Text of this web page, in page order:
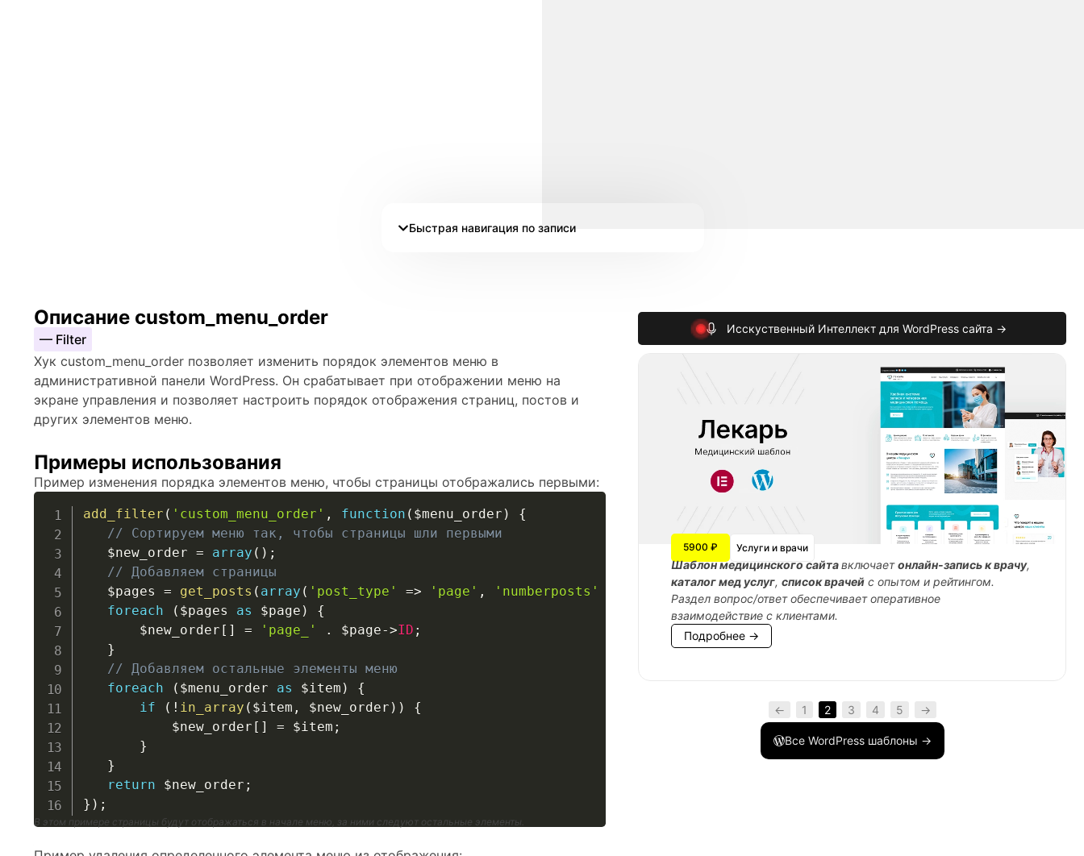
Быстрая навигация по записи
Описание custom_menu_order
— Filter
Хук custom_menu_order позволяет изменить порядок элементов меню в
административной панели WordPress. Он срабатывает при отображении меню на
экране управления и позволяет настроить порядок отображения страниц, постов и
других элементов меню.
Примеры использования
Пример изменения порядка элементов меню, чтобы страницы отображались первыми:
add_filter ( 'custom_menu_order' , function ( $menu_order )
{
// Сортируем меню так, чтобы страницы шли первыми
$new_order = array ( ) ;
// Добавляем страницы
$pages
= get_posts ( array ( 'post_type' => 'page' , 'numberposts'
;
foreach
( $pages as $page )
{
$new_order [ ] = 'page_' . $page->ID ;
}
// Добавляем остальные элементы меню
foreach
( $menu_order as $item )
{
if
( ! in_array ( $item , $new_order ) )
{
$new_order [ ] = $item ;
}
}
return
$new_order ;
} ) ;
В этом примере страницы будут отображаться в начале меню, за ними следуют остальные элементы.
Исскуственный Интеллект для WordPress сайта →
5900 ₽ Услуги и врачи
Шаблон медицинского сайтавключаетонлайн-запись к врачу,
каталог мед услуг,список врачей с опытом и рейтингом.
Раздел вопрос/ответ обеспечивает оперативное
взаимодействие с клиентами.
Подробнее →
← 1 2 3 4 5 →
Все WordPress шаблоны →